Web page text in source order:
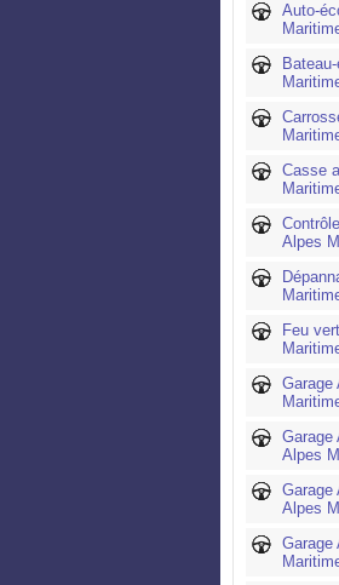
Auto-
Casse
Alpes
Feu
Garage
Garage
Alpes
Garage
Alpes
Garage